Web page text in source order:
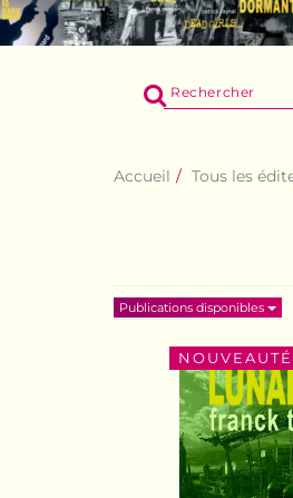
RECHERCHER
SUR
Accueil Tous les
Publications disponibles
NOUVEAUTÉ